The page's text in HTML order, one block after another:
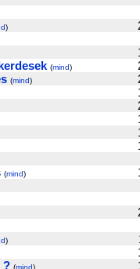
)
(mind)
(mind)
(mind)
)
? (mind)